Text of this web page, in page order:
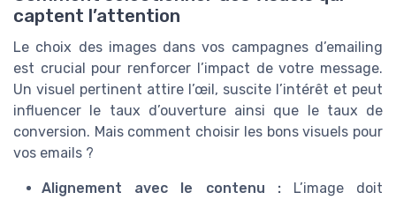
captent l’attention
Le choix des images dans vos campagnes d’emailing
est crucial pour renforcer l’impact de votre message.
Un visuel pertinent attire l’œil, suscite l’intérêt et peut
influencer le taux d’ouverture ainsi que le taux de
conversion. Mais comment choisir les bons visuels pour
vos emails ?
Alignement avec le contenu :L’image doit